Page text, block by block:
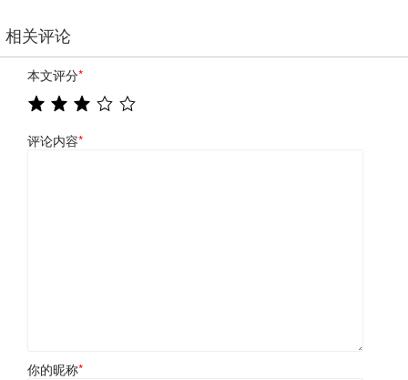
相关评论
本文评分*
评论内容*
你的昵称*